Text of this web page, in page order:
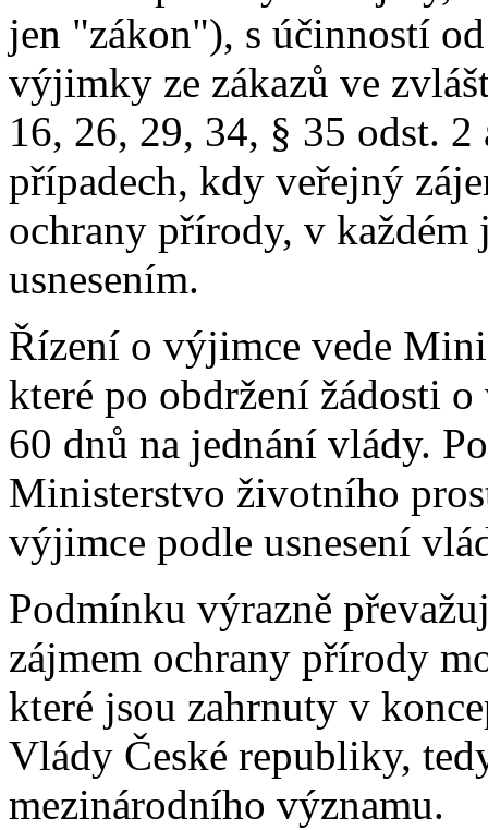
jen "zákon"), s účinností
výjimky ze zákazů ve
16, 26, 29, 34, § 35 odst.
případech, kdy veřejný
ochrany přírody, v
usnesením.
Řízení o výjimce vede
které po obdržení žádosti
60 dnů na jednání vlády.
Ministerstvo životního
výjimce podle usnesení
Podmínku výrazně
zájmem ochrany přírody
které jsou zahrnuty v
Vlády České republiky,
mezinárodního významu.